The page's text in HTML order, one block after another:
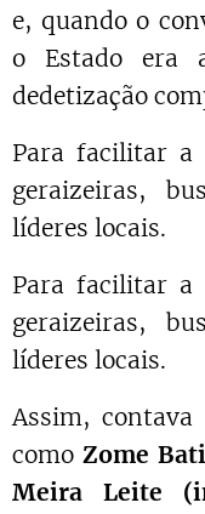
e, quando o
o Estado era
dedetização
Para facilitar a
geraizeiras,
líderes locais.
Para facilitar a
geraizeiras,
líderes locais.
Assim,
como Zome
Meira Leite